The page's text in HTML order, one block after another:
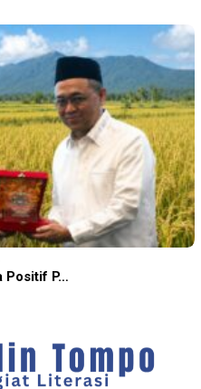
Positif P…